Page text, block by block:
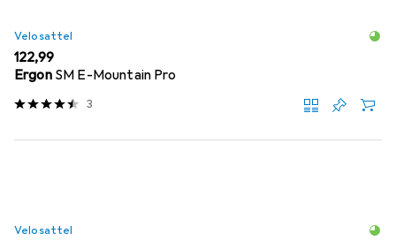
Velosattel
EUR
122,99
Ergon SM E-Mountain Pro
3
Velosattel